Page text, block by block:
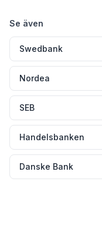
Se även
Swedbank
Nordea
SEB
Handelsbanken
Danske Bank